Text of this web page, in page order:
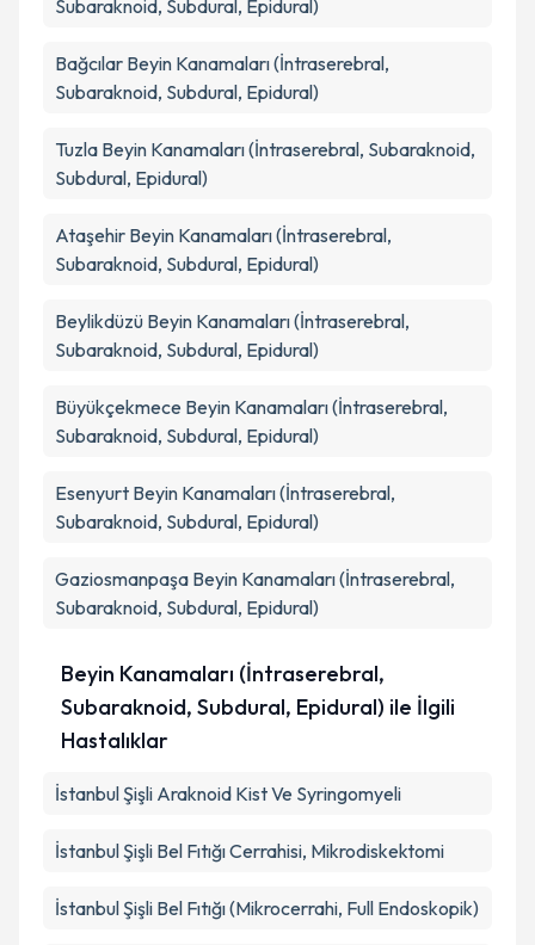
Subaraknoid, Subdural, Epidural)
Bağcılar Beyin Kanamaları (İntraserebral,
Subaraknoid, Subdural, Epidural)
Tuzla Beyin Kanamaları (İntraserebral, Subaraknoid,
Subdural, Epidural)
Ataşehir Beyin Kanamaları (İntraserebral,
Subaraknoid, Subdural, Epidural)
Beylikdüzü Beyin Kanamaları (İntraserebral,
Subaraknoid, Subdural, Epidural)
Büyükçekmece Beyin Kanamaları (İntraserebral,
Subaraknoid, Subdural, Epidural)
Esenyurt Beyin Kanamaları (İntraserebral,
Subaraknoid, Subdural, Epidural)
Gaziosmanpaşa Beyin Kanamaları (İntraserebral,
Subaraknoid, Subdural, Epidural)
Beyin Kanamaları (İntraserebral,
Subaraknoid, Subdural, Epidural) ile İlgili
Hastalıklar
İstanbul Şişli Araknoid Kist Ve Syringomyeli
İstanbul Şişli Bel Fıtığı Cerrahisi, Mikrodiskektomi
İstanbul Şişli Bel Fıtığı (Mikrocerrahi, Full Endoskopik)